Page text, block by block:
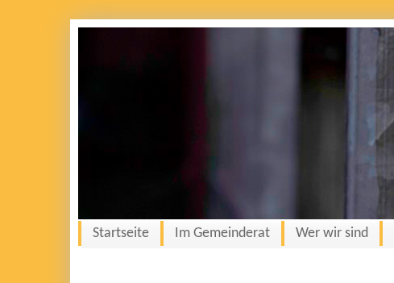
Startseite Im Gemeinderat Wer wir sind